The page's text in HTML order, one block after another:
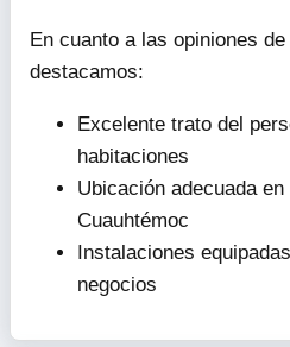
En cuanto a las opiniones
destacamos:
Excelente trato del
habitaciones
Ubicación adecuada
Cuauhtémoc
Instalaciones
negocios